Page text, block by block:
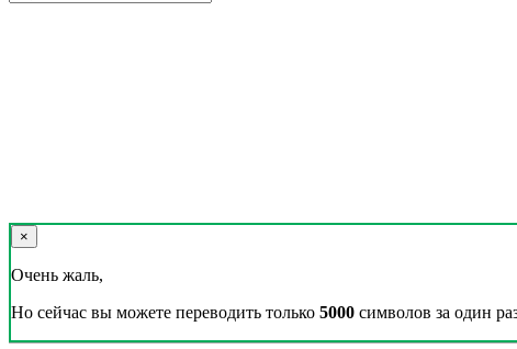
×
Очень жаль,
Но сейчас вы можете переводить только 5000 символов за один